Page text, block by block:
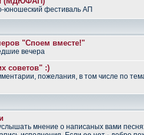
юношеский фестиваль АП
"Споем вместе!"
вечера
советов" :)
пожелания, в том числе по
мнение о написаных вами